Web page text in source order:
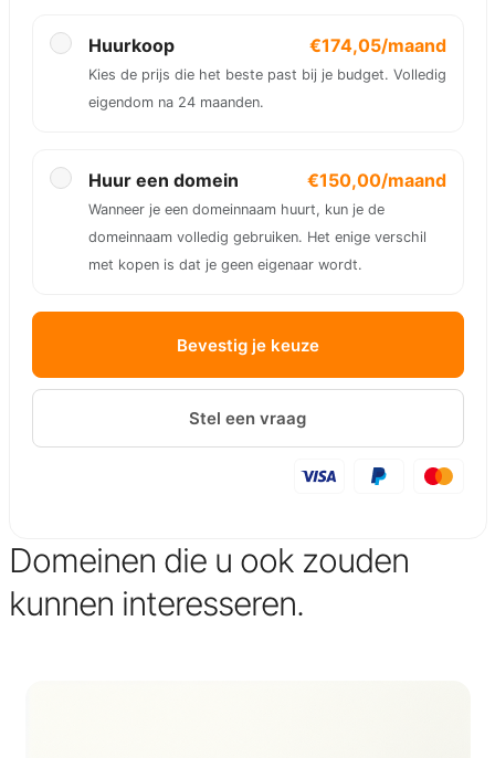
Huurkoop €174,05/maand
Kies de prijs die het beste past bij je budget. Volledig
eigendom na 24 maanden.
Huur een domein €150,00/maand
Wanneer je een domeinnaam huurt, kun je de
domeinnaam volledig gebruiken. Het enige verschil
met kopen is dat je geen eigenaar wordt.
Bevestig je keuze
Stel een vraag
Domeinen die u ook zouden
kunnen interesseren.